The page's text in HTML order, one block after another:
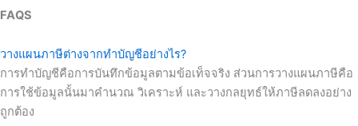
FAQS
วางแผนภาษีต่างจากทำบัญชีอย่างไร?
การทำบัญชีคือการบันทึกข้อมูลตามข้อเท็จจริง ส่วนการวางแผนภาษีคือ
การใช้ข้อมูลนั้นมาคำนวณ วิเคราะห์ และวางกลยุทธ์ให้ภาษีลดลงอย่าง
ถูกต้อง